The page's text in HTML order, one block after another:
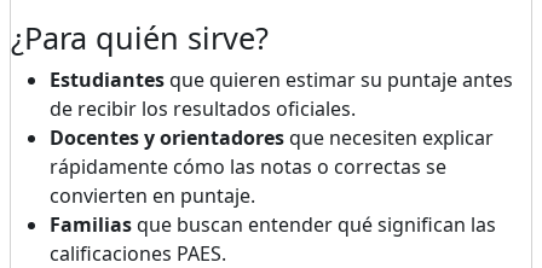
¿Para quién sirve?
Estudiantesque quieren estimar su puntaje antes
de recibir los resultados oficiales.
Docentes y orientadoresque necesiten explicar
rápidamente cómo las notas o correctas se
convierten en puntaje.
Familiasque buscan entender qué significan las
calificaciones PAES.